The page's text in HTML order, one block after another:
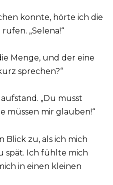
konnte, hörte ich die
„Selena!“
Menge, und der eine
sprechen?“
„Du musst
müssen mir glauben!“
Blick zu, als ich mich
spät. Ich fühlte mich
in einen kleinen